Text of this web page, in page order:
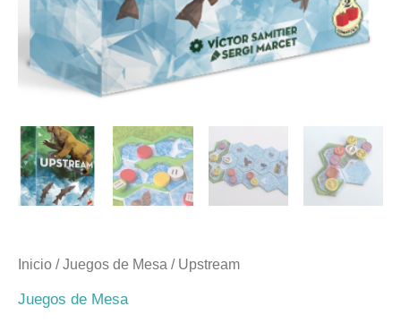
Inicio / Juegos de Mesa / Upstream
Juegos de Mesa